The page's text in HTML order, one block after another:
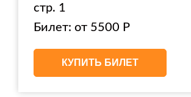
стр. 1
Билет: от 5500 Р
КУПИТЬ БИЛЕТ